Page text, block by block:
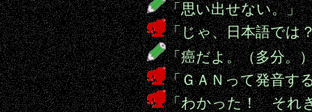
「思い出せない。」
「じゃ、日本語では
「癌だよ。（多分。
「ＧＡＮって発音す
「わかった！ それ